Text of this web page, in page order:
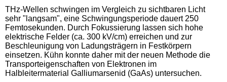
THz-Wellen schwingen im Vergleich zu sichtbaren Licht
sehr "langsam", eine Schwingungsperiode dauert 250
Femtosekunden. Durch Fokussierung lassen sich hohe
elektrische Felder (ca. 300 kV/cm) erreichen und zur
Beschleunigung von Ladungsträgern in Festkörpern
einsetzen. Kühn konnte daher mit der neuen Methode die
Transporteigenschaften von Elektronen im
Halbleitermaterial Galliumarsenid (GaAs) untersuchen.